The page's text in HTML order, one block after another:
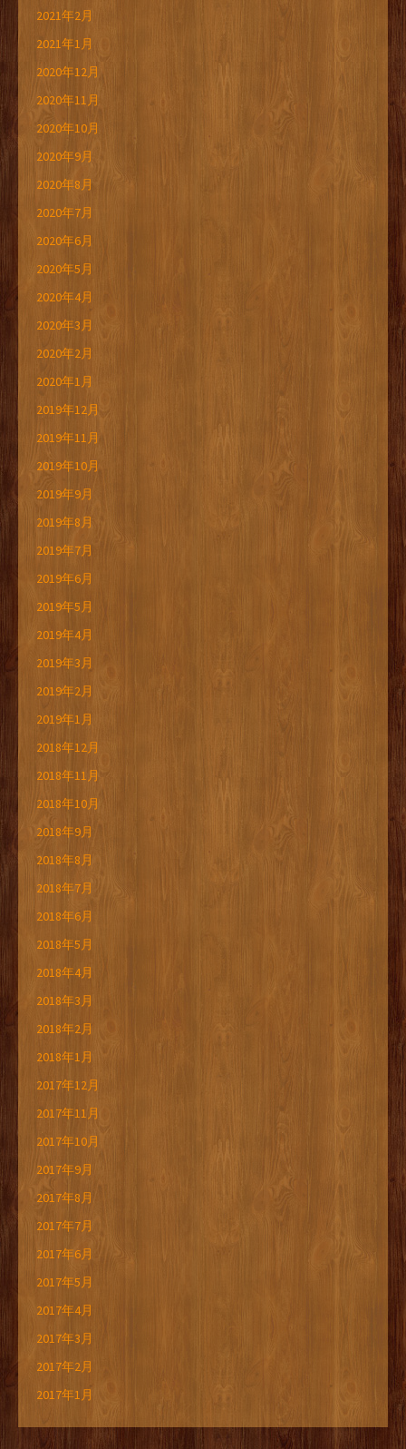
2021年2月
2021年1月
2020年12月
2020年11月
2020年10月
2020年9月
2020年8月
2020年7月
2020年6月
2020年5月
2020年4月
2020年3月
2020年2月
2020年1月
2019年12月
2019年11月
2019年10月
2019年9月
2019年8月
2019年7月
2019年6月
2019年5月
2019年4月
2019年3月
2019年2月
2019年1月
2018年12月
2018年11月
2018年10月
2018年9月
2018年8月
2018年7月
2018年6月
2018年5月
2018年4月
2018年3月
2018年2月
2018年1月
2017年12月
2017年11月
2017年10月
2017年9月
2017年8月
2017年7月
2017年6月
2017年5月
2017年4月
2017年3月
2017年2月
2017年1月